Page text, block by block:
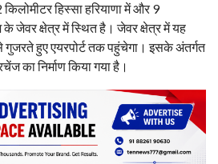
हिस्सा हरियाणा में और 9
के जेवर क्षेत्र में स्थित है। जेवर क्षेत्र में यह
गुजरते हुए एयरपोर्ट तक पहुंचेगा। इसके अंतर्गत
का निर्माण किया गया है।